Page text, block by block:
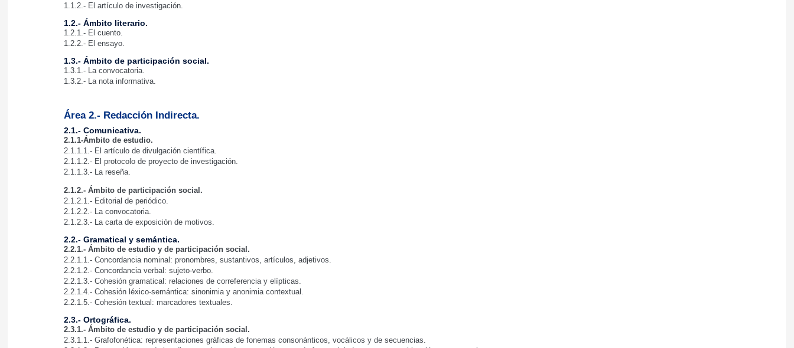
1.1.2.- El artículo de investigación.
1.2.- Ámbito literario.
1.2.1.- El cuento.
1.2.2.- El ensayo.
1.3.- Ámbito de participación social.
1.3.1.- La convocatoria.
1.3.2.- La nota informativa.
Área 2.- Redacción Indirecta.
2.1.- Comunicativa.
2.1.1-Ámbito de estudio.
2.1.1.1.- El artículo de divulgación científica.
2.1.1.2.- El protocolo de proyecto de investigación.
2.1.1.3.- La reseña.
2.1.2.- Ámbito de participación social.
2.1.2.1.- Editorial de periódico.
2.1.2.2.- La convocatoria.
2.1.2.3.- La carta de exposición de motivos.
2.2.- Gramatical y semántica.
2.2.1.- Ámbito de estudio y de participación social.
2.2.1.1.- Concordancia nominal: pronombres, sustantivos, artículos, adjetivos.
2.2.1.2.- Concordancia verbal: sujeto-verbo.
2.2.1.3.- Cohesión gramatical: relaciones de correferencia y elípticas.
2.2.1.4.- Cohesión léxico-semántica: sinonimia y anonimia contextual.
2.2.1.5.- Cohesión textual: marcadores textuales.
2.3.- Ortográfica.
2.3.1.- Ámbito de estudio y de participación social.
2.3.1.1.- Grafofonética: representaciones gráficas de fonemas consonánticos, vocálicos y de secuencias.